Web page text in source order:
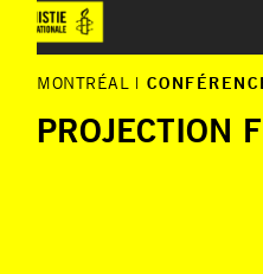
MONTRÉAL
PROJECTION